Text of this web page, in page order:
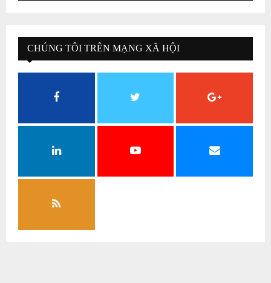
CHÚNG TÔI TRÊN MẠNG XÃ HỘI